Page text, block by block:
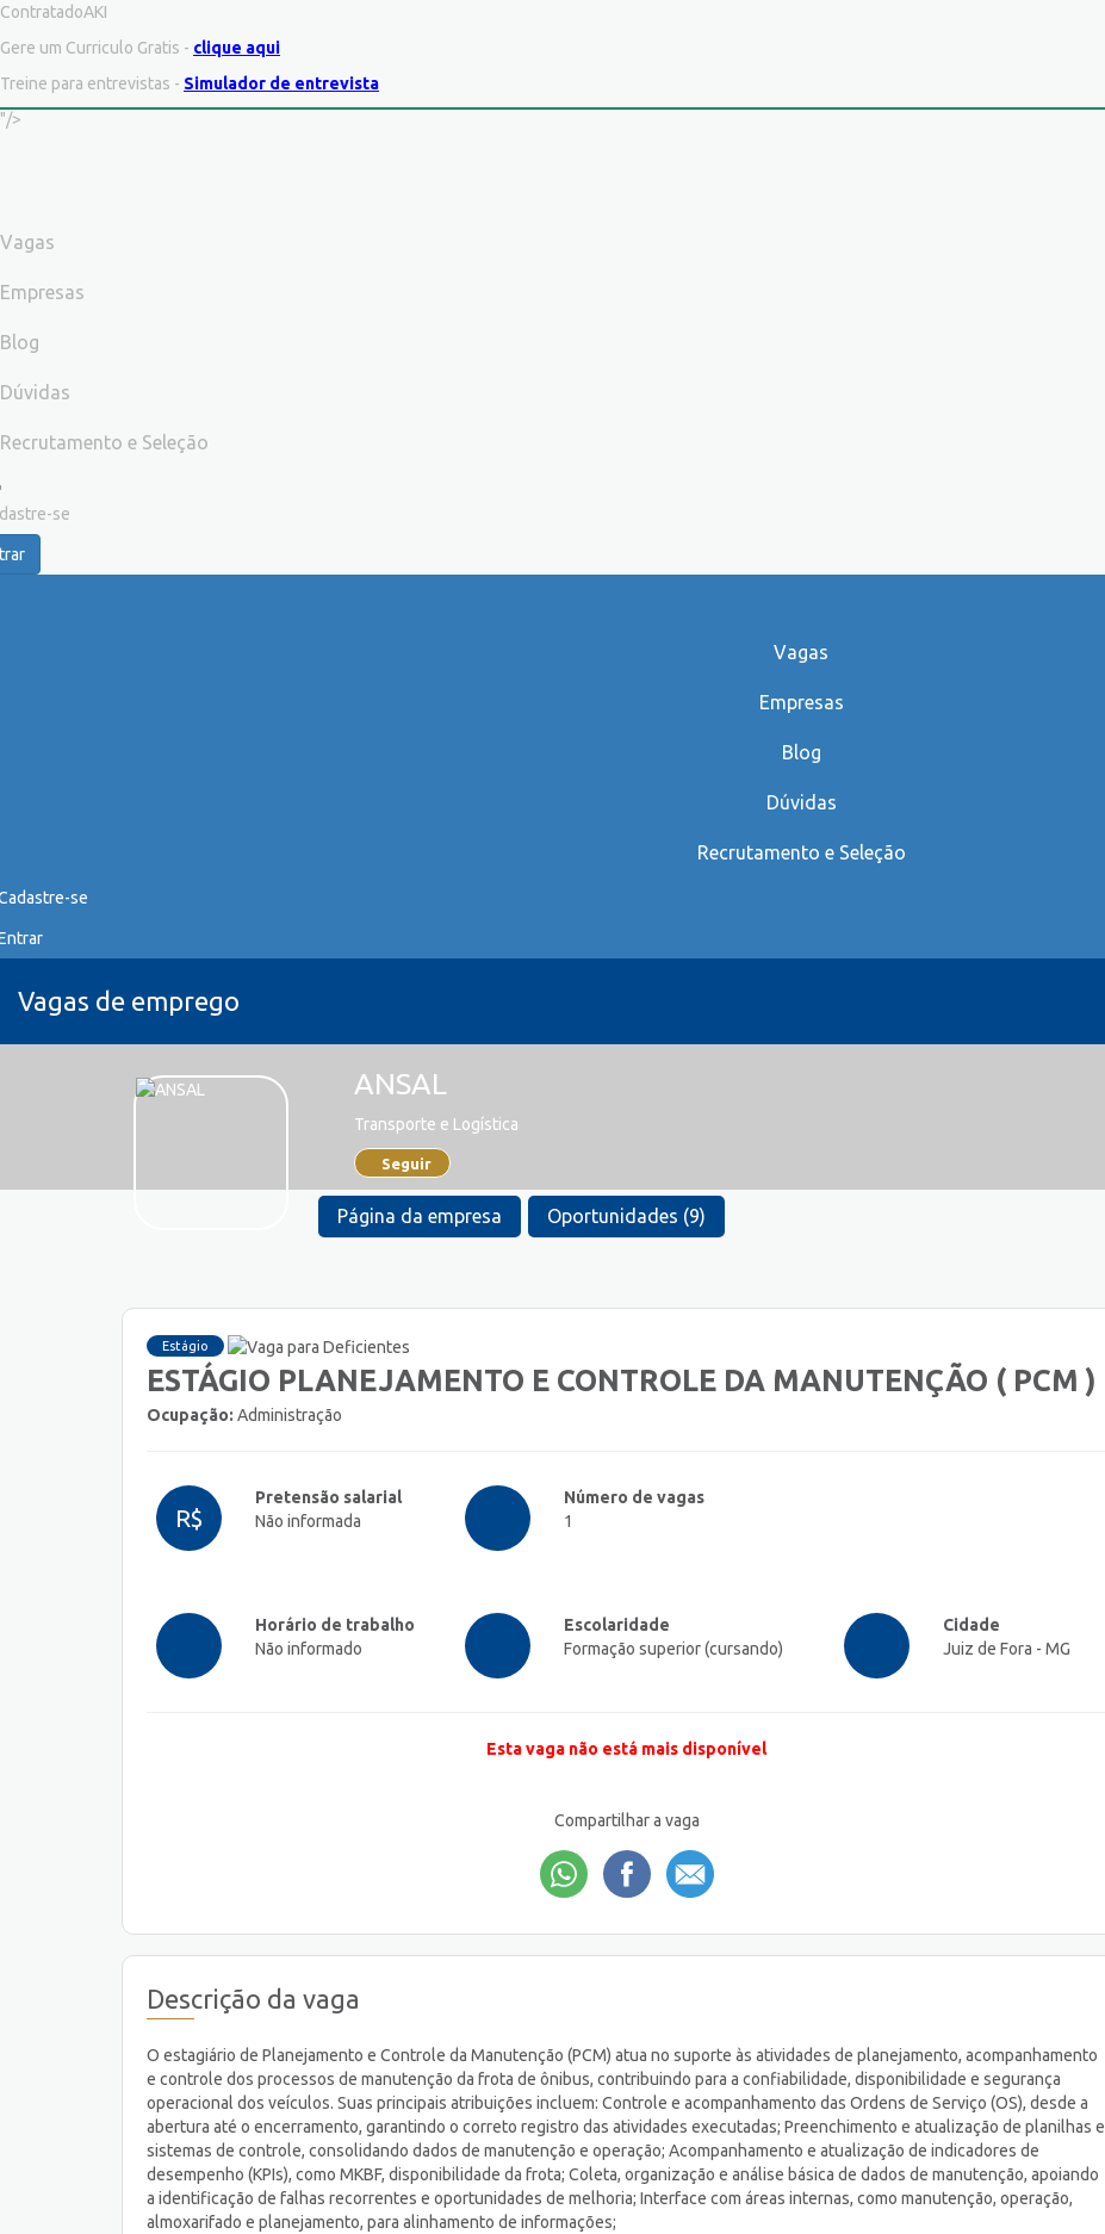
ContratadoAKI
Gere um Curriculo Gratis - clique aqui
Treine para entrevistas - Simulador de entrevista
"/>
Vagas
Empresas
Blog
Dúvidas
Recrutamento e Seleção
se
Vagas
Empresas
Blog
Dúvidas
Recrutamento e Seleção
se
Vagas de emprego
ANSAL
Transporte e Logística
Seguir
Página da empresa Oportunidades (9)
Estágio
ESTÁGIO PLANEJAMENTO E CONTROLE DA MANUTENÇÃO ( PCM )
Ocupação: Administração
R$
Pretensão salarial
Não informada
Número de vagas
1
Horário de trabalho
Não informado
Escolaridade
Formação superior (cursando)
Cidade
Juiz de Fora - MG
Esta vaga não está mais disponível
Compartilhar a vaga
Descrição da vaga
O estagiário de Planejamento e Controle da Manutenção (PCM) atua no suporte às atividades de planejamento, acompanhamento
e controle dos processos de manutenção da frota de ônibus, contribuindo para a confiabilidade, disponibilidade e segurança
operacional dos veículos. Suas principais atribuições incluem: Controle e acompanhamento das Ordens de Serviço (OS), desde a
abertura até o encerramento, garantindo o correto registro das atividades executadas; Preenchimento e atualização de planilhas e
sistemas de controle, consolidando dados de manutenção e operação; Acompanhamento e atualização de indicadores de
desempenho (KPIs), como MKBF, disponibilidade da frota; Coleta, organização e análise básica de dados de manutenção, apoiando
a identificação de falhas recorrentes e oportunidades de melhoria; Interface com áreas internas, como manutenção, operação,
almoxarifado e planejamento, para alinhamento de informações;